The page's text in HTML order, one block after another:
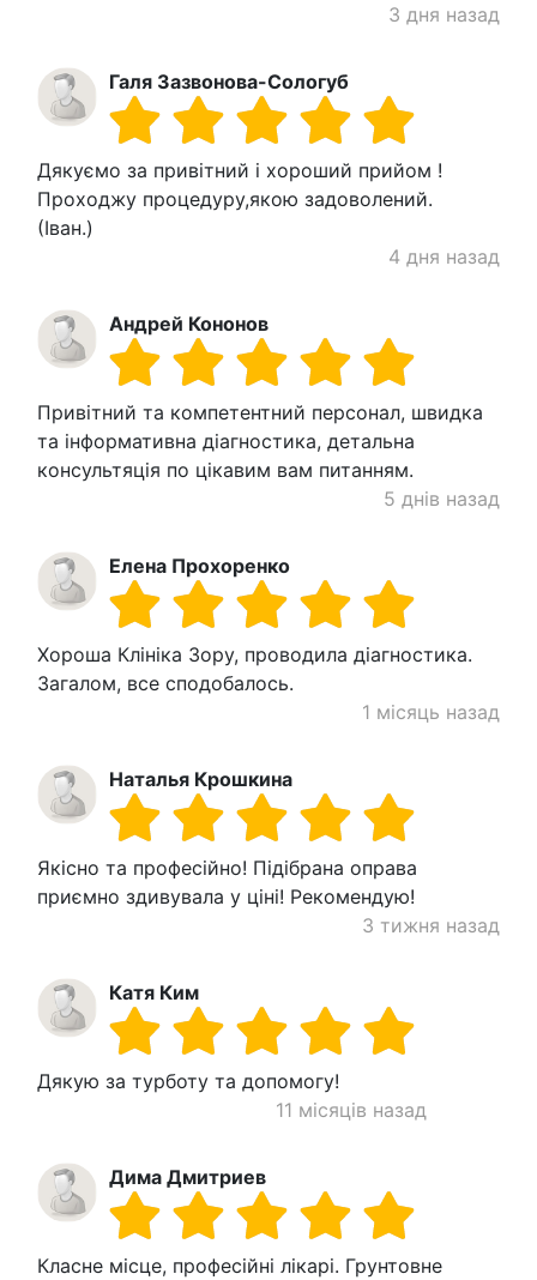
3 дня назад
Галя Зазвонова-Сологуб
Дякуємо за привітний і хороший прийом !
Проходжу процедуру,якою задоволений.
(Іван.)
4 дня назад
Андрей Кононов
Привітний та компетентний персонал, швидка
та інформативна діагностика, детальна
консультяція по цікавим вам питанням.
5 днів назад
Елена Прохоренко
Хороша Клініка Зору, проводила діагностика.
Загалом, все сподобалось.
1 місяць назад
Наталья Крошкина
Якісно та професійно! Підібрана оправа
приємно здивувала у ціні! Рекомендую!
3 тижня назад
Катя Ким
Дякую за турботу та допомогу!
11 місяців назад
Дима Дмитриев
Класне місце, професійні лікарі. Грунтовне